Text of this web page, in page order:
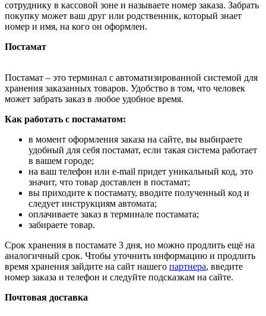
сотруднику в кассовой зоне и называете номер заказа. Забрать
покупку может ваш друг или родственник, который знает
номер и имя, на кого он оформлен.
Постамат
Постамат – это терминал с автоматизированной системой для
хранения заказанных товаров. Удобство в том, что человек
может забрать заказ в любое удобное время.
Как работать с постаматом:
в момент оформления заказа на сайте, вы выбираете
удобный для себя постамат, если такая система работает
в вашем городе;
на ваш телефон или e-mail придет уникальный код, это
значит, что товар доставлен в постамат;
вы приходите к постамату, вводите полученный код и
следует инструкциям автомата;
оплачиваете заказ в терминале постамата;
забираете товар.
Срок хранения в постамате 3 дня, но можно продлить ещё на
аналогичный срок. Чтобы уточнить информацию и продлить
время хранения зайдите на сайт нашего партнера, введите
номер заказа и телефон и следуйте подсказкам на сайте.
Почтовая доставка